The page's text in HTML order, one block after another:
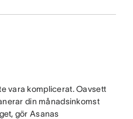
vara komplicerat. Oavsett
din månadsinkomst
gör Asanas